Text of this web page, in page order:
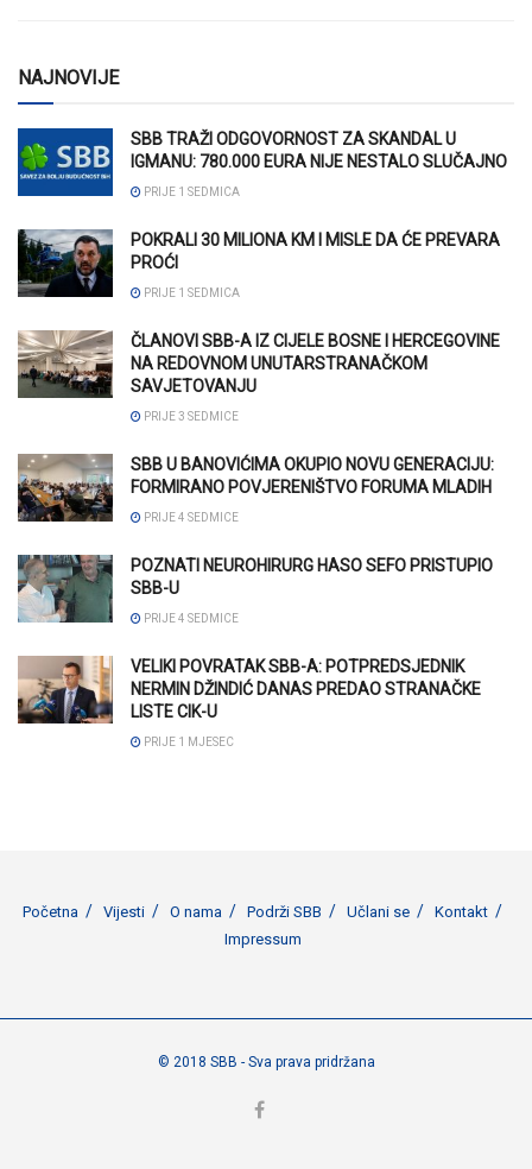
NAJNOVIJE
SBB TRAŽI ODGOVORNOST ZA SKANDAL U
IGMANU: 780.000 EURA NIJE NESTALO SLUČAJNO
PRIJE 1 SEDMICA
POKRALI 30 MILIONA KM I MISLE DA ĆE PREVARA
PROĆI
PRIJE 1 SEDMICA
ČLANOVI SBB-A IZ CIJELE BOSNE I HERCEGOVINE
NA REDOVNOM UNUTARSTRANAČKOM
SAVJETOVANJU
PRIJE 3 SEDMICE
SBB U BANOVIĆIMA OKUPIO NOVU GENERACIJU:
FORMIRANO POVJERENIŠTVO FORUMA MLADIH
PRIJE 4 SEDMICE
POZNATI NEUROHIRURG HASO SEFO PRISTUPIO
SBB-U
PRIJE 4 SEDMICE
VELIKI POVRATAK SBB-A: POTPREDSJEDNIK
NERMIN DŽINDIĆ DANAS PREDAO STRANAČKE
LISTE CIK-U
PRIJE 1 MJESEC
Početna Vijesti O nama Podrži SBB Učlani se
Kontakt
Impressum
© 2018 SBB - Sva prava pridržana